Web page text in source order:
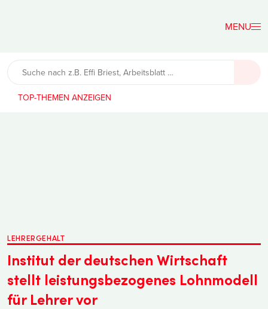
Lehrerfreund
TOP-THEMEN
LEHRERGEHALT
Institut der deutschen Wirtschaft
stellt leistungsbezogenes Lohnmodell
für Lehrer vor